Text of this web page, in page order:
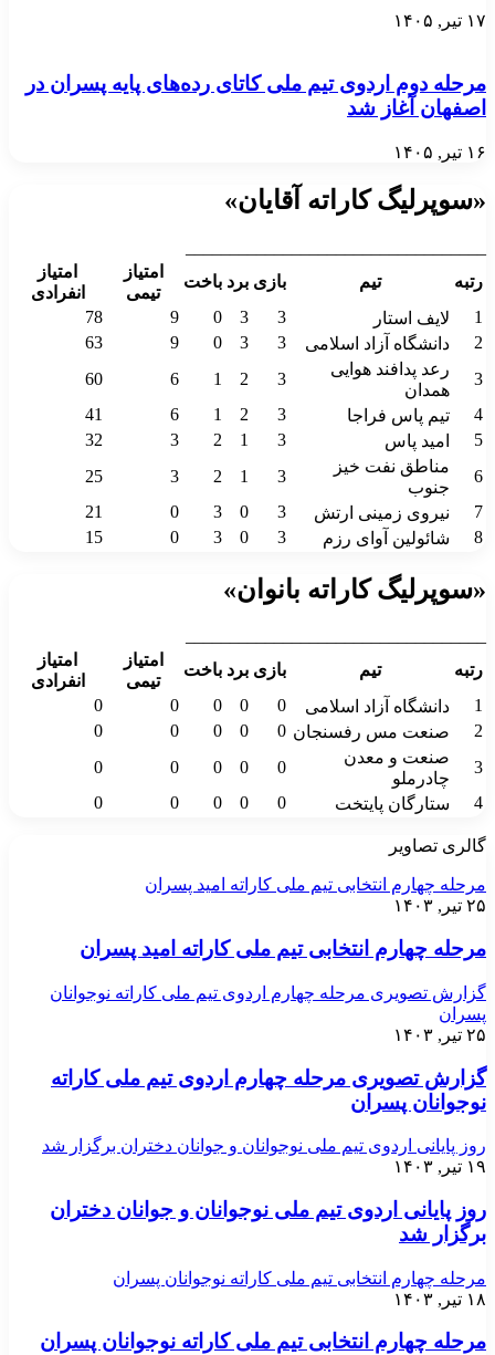
۱۷ تیر, ۱۴۰۵
مرحله دوم اردوی تیم ملی کاتای رده‌های پایه پسران در
اصفهان آغاز شد
۱۶ تیر, ۱۴۰۵
«سوپرلیگ کاراته آقایان»
رتبه
تیم بازی برد باخت
امتیاز
تیمی
امتیاز
انفرادی
1
لایف استار 3
3
0
9
78
2
دانشگاه آزاد اسلامی 3
3
0
9
63
3
رعد پدافند هوایی
همدان
3
2
1
6
60
4
تیم پاس فراجا 3
2
1
6
41
5
امید پاس 3
1
2
3
32
6
مناطق نفت خیز
جنوب
3
1
2
3
25
7
نیروی زمینی ارتش 3
0
3
0
21
8
شائولین آوای رزم 3
0
3
0
15
«سوپرلیگ کاراته بانوان»
رتبه
تیم بازی برد باخت
امتیاز
تیمی
امتیاز
انفرادی
1
دانشگاه آزاد اسلامی 0
0
0
0
0
2
صنعت مس رفسنجان 0
0
0
0
0
3
صنعت و معدن
چادرملو
0
0
0
0
0
4
ستارگان پایتخت 0
0
0
0
0
گالری تصاویر
مرحله چهارم انتخابی تیم ملی کاراته امید پسران
۲۵ تیر, ۱۴۰۳
مرحله چهارم انتخابی تیم ملی کاراته امید پسران
گزارش تصویری مرحله چهارم اردوی تیم ملی کاراته نوجوانان
پسران
۲۵ تیر, ۱۴۰۳
گزارش تصویری مرحله چهارم اردوی تیم ملی کاراته
نوجوانان پسران
روز پایانی اردوی تیم ملی نوجوانان و جوانان دختران برگزار شد
۱۹ تیر, ۱۴۰۳
روز پایانی اردوی تیم ملی نوجوانان و جوانان دختران
برگزار شد
مرحله چهارم انتخابی تیم ملی کاراته نوجوانان پسران
۱۸ تیر, ۱۴۰۳
مرحله چهارم انتخابی تیم ملی کاراته نوجوانان پسران